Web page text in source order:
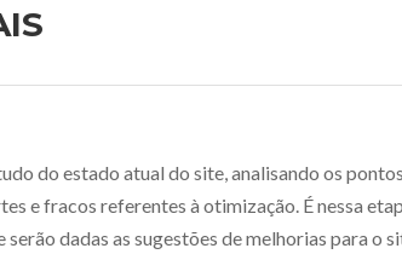
do estado atual do site, analisando os pontos
e fracos referentes à otimização. É nessa
serão dadas as sugestões de melhorias para o